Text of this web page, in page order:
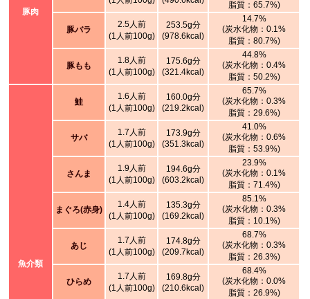
豚肉
脂質：65.7%)
豚バラ
2.5人前
(1人前100g)
253.5g分
(978.6kcal)
14.7%
(炭水化物：0.1%
脂質：80.7%)
豚もも
1.8人前
(1人前100g)
175.6g分
(321.4kcal)
44.8%
(炭水化物：0.4%
脂質：50.2%)
魚介類
鮭
1.6人前
(1人前100g)
160.0g分
(219.2kcal)
65.7%
(炭水化物：0.3%
脂質：29.6%)
サバ
1.7人前
(1人前100g)
173.9g分
(351.3kcal)
41.0%
(炭水化物：0.6%
脂質：53.9%)
さんま
1.9人前
(1人前100g)
194.6g分
(603.2kcal)
23.9%
(炭水化物：0.1%
脂質：71.4%)
まぐろ(赤身)
1.4人前
(1人前100g)
135.3g分
(169.2kcal)
85.1%
(炭水化物：0.3%
脂質：10.1%)
あじ
1.7人前
(1人前100g)
174.8g分
(209.7kcal)
68.7%
(炭水化物：0.3%
脂質：26.3%)
ひらめ
1.7人前
(1人前100g)
169.8g分
(210.6kcal)
68.4%
(炭水化物：0.0%
脂質：26.9%)